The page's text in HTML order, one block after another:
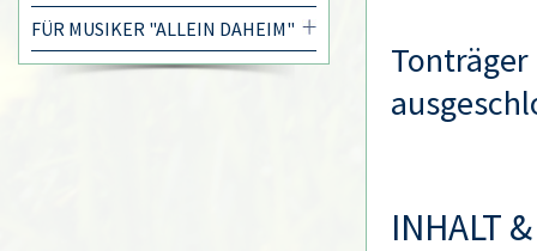
FÜR MUSIKER "ALLEIN DAHEIM"
INHALT